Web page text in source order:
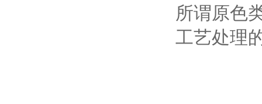
所谓原色
工艺处理